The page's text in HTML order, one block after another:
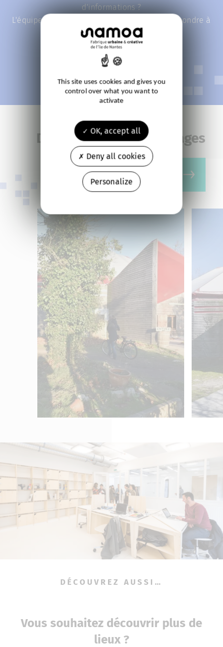
d'informations ?
L'équipe de la Samoa se fera un plaisir de répondre à
toutes vos questions !
Contactez-nous
Découvrir le lieu en images
DÉCOUVREZ AUSSI…
Vous souhaitez découvrir plus de
lieux ?
This site uses cookies and gives you
control over what you want to
activate
OK, accept all
Deny all cookies
Personalize